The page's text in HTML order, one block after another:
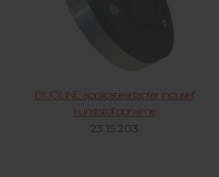
DUOLINE applicatieadapter inclusief
kunststof opname
23.15.203